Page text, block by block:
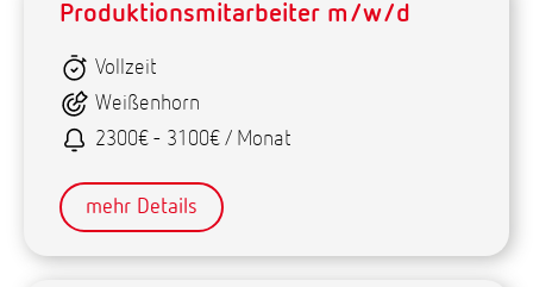
Produktionsmitarbeiter m/w/d
Vollzeit
Weißenhorn
2300€ - 3100€ / Monat
mehr Details